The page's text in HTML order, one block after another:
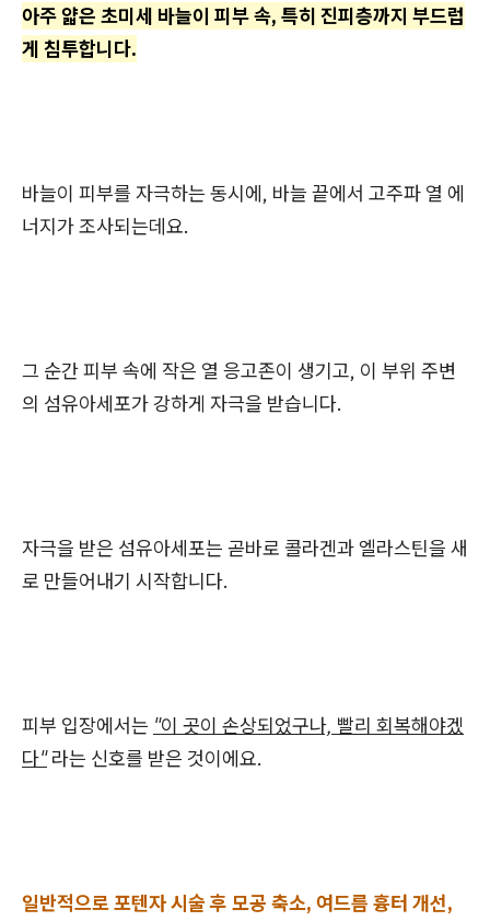
아주 얇은 초미세 바늘이 피부 속, 특히 진피층까지 부드럽
게 침투합니다.
바늘이 피부를 자극하는 동시에, 바늘 끝에서 고주파 열 에
너지가 조사되는데요.
그 순간 피부 속에 작은 열 응고존이 생기고, 이 부위 주변
의 섬유아세포가 강하게 자극을 받습니다.
자극을 받은 섬유아세포는 곧바로 콜라겐과 엘라스틴을 새
로 만들어내기 시작합니다.
피부 입장에서는 "이 곳이 손상되었구나, 빨리 회복해야겠
다"라는 신호를 받은 것이에요.
일반적으로 포텐자 시술 후 모공 축소, 여드름 흉터 개선,